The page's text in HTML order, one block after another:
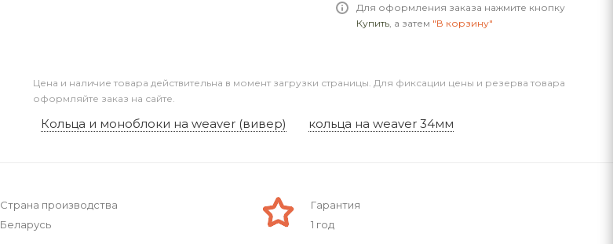
Для оформления заказа нажмите кнопку
Купить, а затем "В корзину"
Цена и наличие товара действительна в момент загрузки страницы. Для фиксации цены и резерва товара
оформляйте заказ на сайте.
Кольца и моноблоки на weaver (вивер) кольца на weaver 34мм
Страна производства
Беларусь
Гарантия
1 год